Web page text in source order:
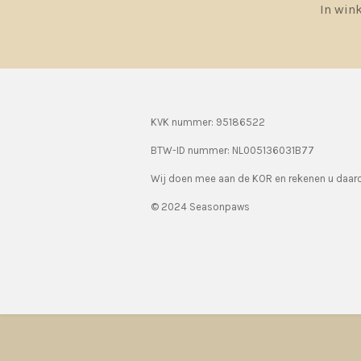
In
KVK nummer: 95186522
BTW-ID nummer: NL005136031B77
Wij doen mee aan de KOR en rekenen u
© 2024 Seasonpaws